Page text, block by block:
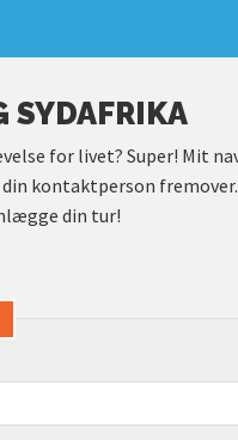
for livet? Super! Mit
kontaktperson
din tur!